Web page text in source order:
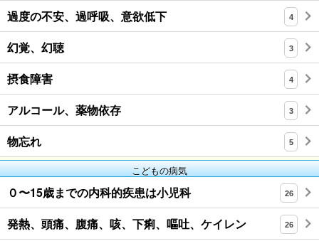
過度の不安、過呼吸、意欲低下 4
幻覚、幻聴 3
摂食障害 4
アルコール、薬物依存 3
物忘れ 5
こどもの病気
０〜15歳までの内科的疾患は小児科 26
発熱、頭痛、腹痛、咳、下痢、嘔吐、ケイレン 26